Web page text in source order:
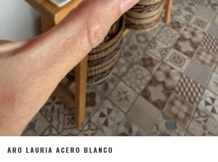
ARO LAURIA ACERO BLANCO